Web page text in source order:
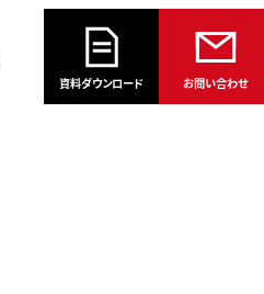
資料ダウンロード お問い合わせ